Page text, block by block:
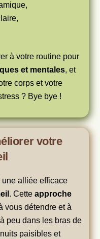
à votre routine pour
et mentales, et
corps et votre
? Bye bye !
votre
alliée efficace
. Cette approche
vous détendre et à
peu dans les bras de
paisibles et